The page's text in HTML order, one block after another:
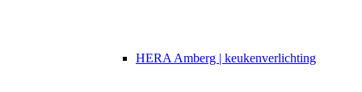
HERA Amberg | keukenverlichting